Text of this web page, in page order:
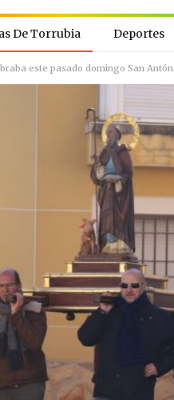
De Torrubia Deportes
este pasado domingo San Antón